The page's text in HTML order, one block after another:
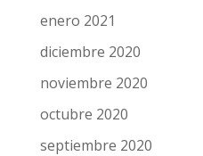
enero 2021
diciembre 2020
noviembre 2020
octubre 2020
septiembre 2020